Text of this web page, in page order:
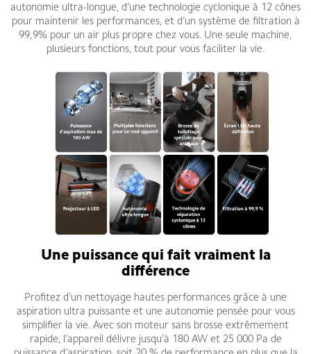
autonomie ultra-longue, d’une technologie cyclonique à 12 cônes
pour maintenir les performances, et d’un système de filtration à
99,9% pour un air plus propre chez vous. Une seule machine,
plusieurs fonctions, tout pour vous faciliter la vie.
Une puissance qui fait vraiment la
différence
Profitez d’un nettoyage hautes performances grâce à une
aspiration ultra puissante et une autonomie pensée pour vous
simplifier la vie. Avec son moteur sans brosse extrêmement
rapide, l’appareil délivre jusqu’à 180 AW et 25 000 Pa de